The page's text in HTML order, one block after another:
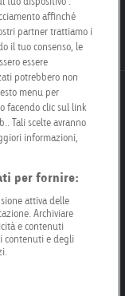
media
aperte
affinché
partner trattiamo i
il tuo consenso, le
essere
potrebbero non
menu per
facendo clic sul link
Tali scelte avranno
informazioni,
per fornire:
attiva delle
Archiviare
e contenuti
contenuti e degli